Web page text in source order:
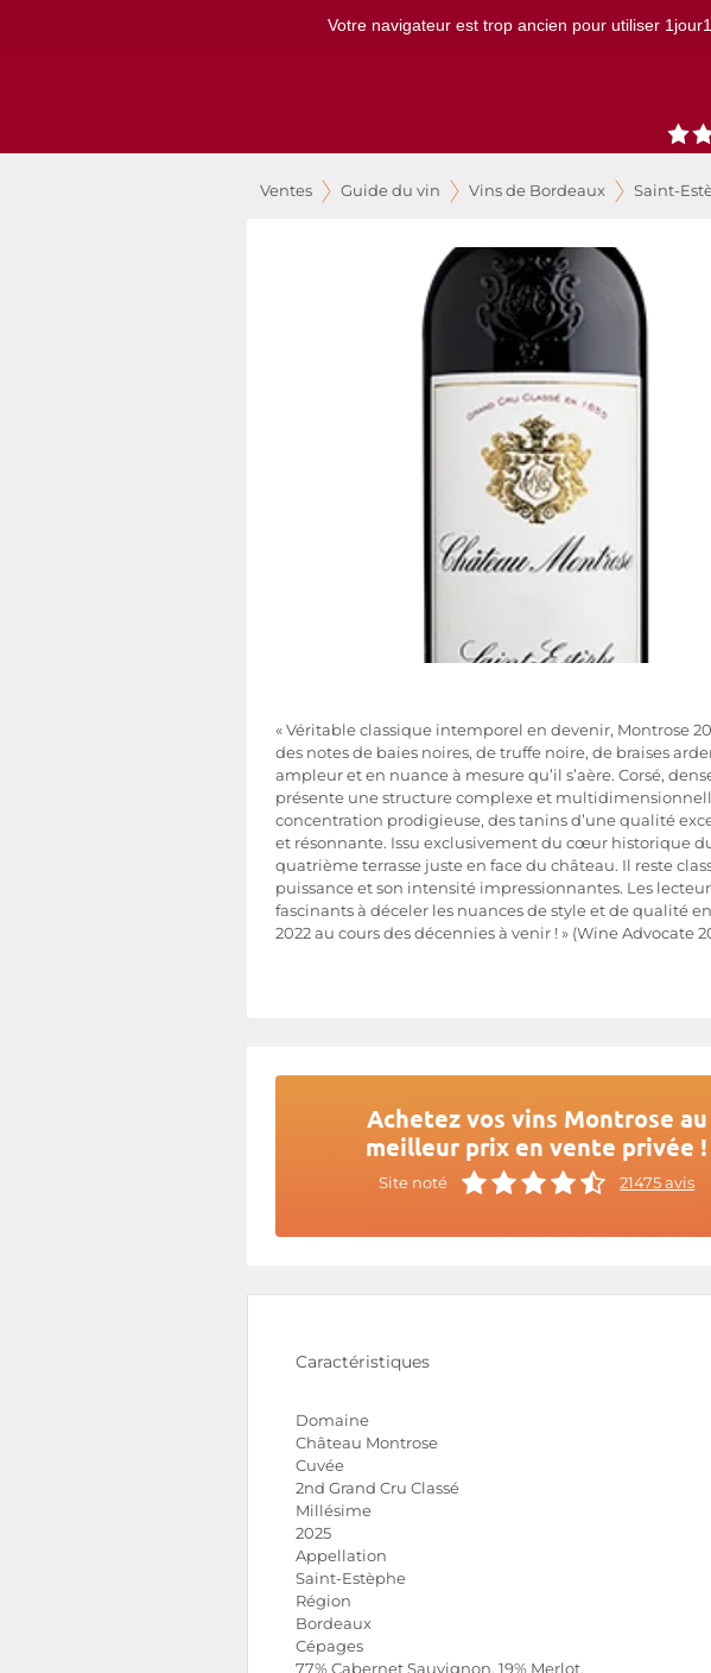
Votre navigateur est trop ancien pour utiliser
Ventes Guide du vin Vins de Bordeaux Saint-
« Véritable classique intemporel en devenir, Montrose
des notes de baies noires, de truffe noire, de braises
ampleur et en nuance à mesure qu’il s’aère. Corsé,
présente une structure complexe et
concentration prodigieuse, des tanins d’une qualité
et résonnante. Issu exclusivement du cœur historique
quatrième terrasse juste en face du château. Il reste
puissance et son intensité impressionnantes. Les
fascinants à déceler les nuances de style et de qualité
2022 au cours des décennies à venir ! » (Wine Advocate
Achetez vos vins Montrose au
meilleur prix en vente privée !
Site noté 21475 avis
Caractéristiques
Domaine
Château Montrose
Cuvée
2nd Grand Cru Classé
Millésime
2025
Appellation
Saint-Estèphe
Région
Bordeaux
Cépages
77% Cabernet Sauvignon, 19% Merlot,